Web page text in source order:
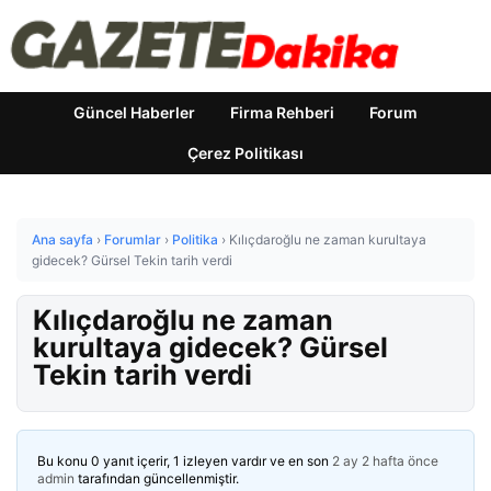
Güncel Haberler Firma Rehberi Forum
Çerez Politikası
Ana sayfa › Forumlar › Politika › Kılıçdaroğlu ne zaman kurultaya
gidecek? Gürsel Tekin tarih verdi
Kılıçdaroğlu ne zaman
kurultaya gidecek? Gürsel
Tekin tarih verdi
Bu konu 0 yanıt içerir, 1 izleyen vardır ve en son 2 ay 2 hafta önce
admin tarafından güncellenmiştir.